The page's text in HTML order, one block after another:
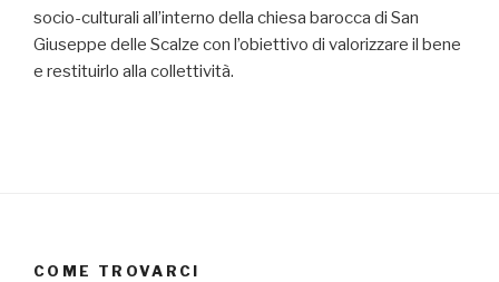
socio-culturali all’interno della chiesa barocca di San
Giuseppe delle Scalze con l’obiettivo di valorizzare il bene
e restituirlo alla collettività.
COME TROVARCI